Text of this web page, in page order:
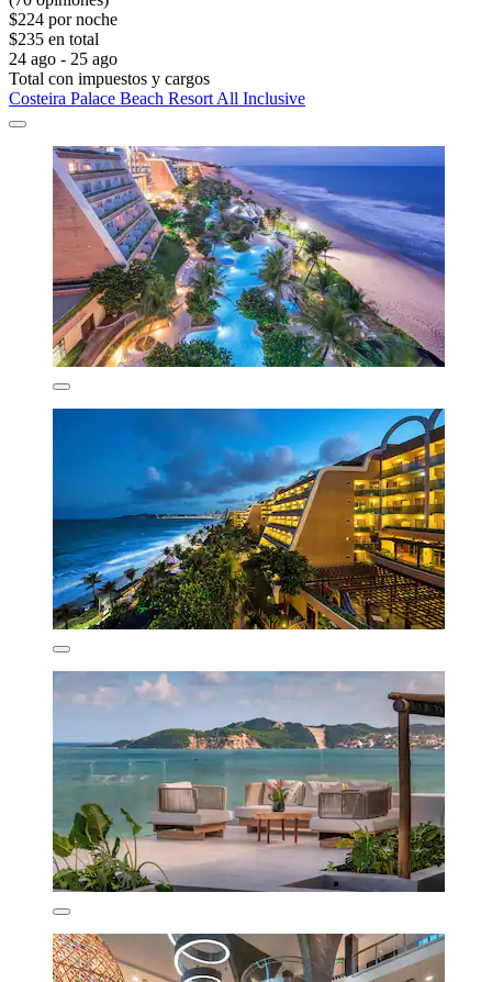
$224 por noche
$235 en total
24 ago - 25 ago
Total con impuestos y cargos
Costeira Palace Beach Resort All Inclusive